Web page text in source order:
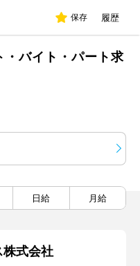
保存 履歴
・バイト・パート求
日給 月給
株式会社